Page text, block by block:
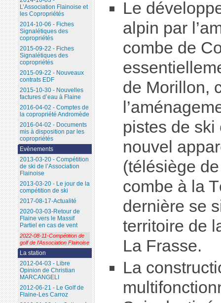
Le
alpin par
combe de
de Morillon,
pistes de ski
nouvel
(télésiège
combe à la
dernière se
territoire de
La Frasse.
La
L’Association Flainoise et
les Copropriétés
2014-10-06 - Fiches
Signalétiques des
copropriétés
2015-09-22 - Fiches
Signalétiques des
copropriétés
2015-09-22 - Nouveaux
contrats EDF
2015-10-30 - Nouvelles
factures d’eau à Flaine
2016-04-02 - Comptes de
la copropriété Andromède
2016-04-02 - Documents
mis à disposition par les
copropriétés
Evènements
2013-03-20 - Compétition
de ski de l’Association
Flainoise
2013-03-20 - Le jour de la
compétition de ski
2017-08-17-Actualité
2020-03-03-Retour de
Flaine vers le Massif
Partiel en cas de vent
2022-08-11-Compétition de
golf de l’Association Flainoise
La station
2012-04-03 - Libre
Opinion de Christian
MARCANGELI
2012-06-21 - Le Golf de
Flaine-Les Carroz